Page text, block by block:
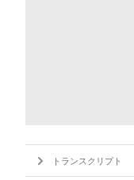
トランスクリプト